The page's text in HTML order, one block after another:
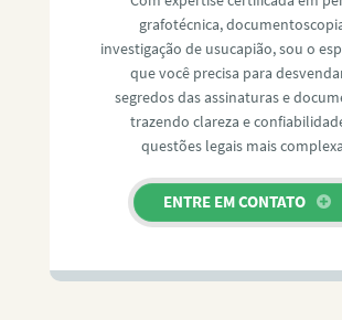
grafotécnica,
investigação de usucapião, sou o
que você precisa para
segredos das assinaturas e
trazendo clareza e
questões legais mais
ENTRE EM CONTATO